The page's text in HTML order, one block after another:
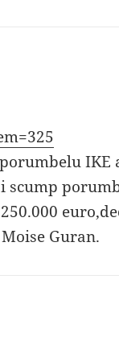
scump
Guran.